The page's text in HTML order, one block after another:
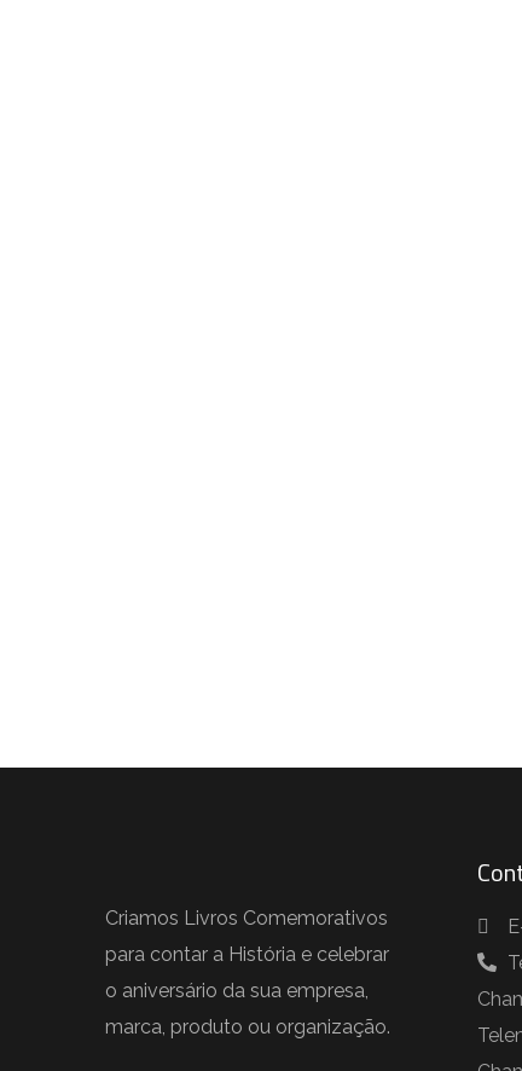
Criamos Livros Comemorativos
para contar a História e celebrar
o aniversário da sua empresa,
marca, produto ou organização.